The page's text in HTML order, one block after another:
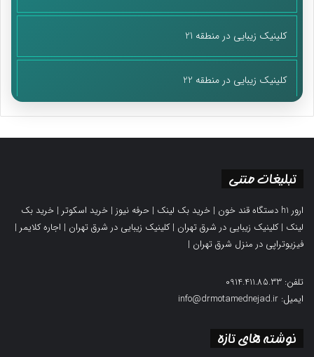
کتاب تاریخ 3 ایران در دوره اسلامی پایه دوازدهم
کلینیک زیبایی در منطقه 21
کلینیک زیبایی در منطقه 22
تبلیغات متنی
ارور h1 دستگاه قند خون | خرید بک لینک | حرفه نیوز | خرید اسکوتر | خرید بک
لینک |کلینیک زیبایی در شرق تهران |کلینیک زیبایی در شرق تهران | اجاره کلایمر |
فیزیوتراپی در منزل شرق تهران |
تلفن: 0914.411.85.33
ایمیل: info@drmotamednejad.ir
نوشته های تازه